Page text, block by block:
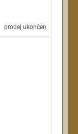
prodej ukončen